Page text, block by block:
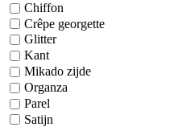
Chiffon
Crêpe georgette
Glitter
Kant
Mikado zijde
Organza
Parel
Satijn